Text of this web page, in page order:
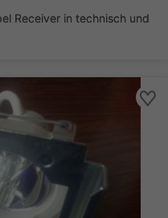
Receiver in technisch und